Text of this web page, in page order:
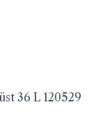
36 L 120529